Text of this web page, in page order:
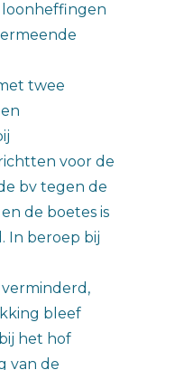
loonheffingen
twee
voor de
bv tegen de
de boetes is
In beroep bij
bleef
het hof
van de